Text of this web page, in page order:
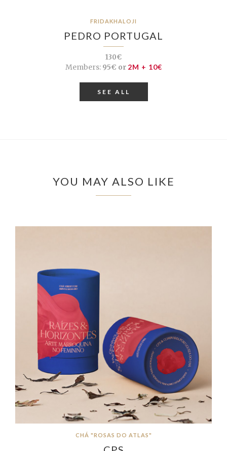
FRIDAKHALOJI
PEDRO PORTUGAL
130€
Members:95€ or 2M + 10€
SEE ALL
YOU MAY ALSO LIKE
CHÁ "ROSAS DO ATLAS"